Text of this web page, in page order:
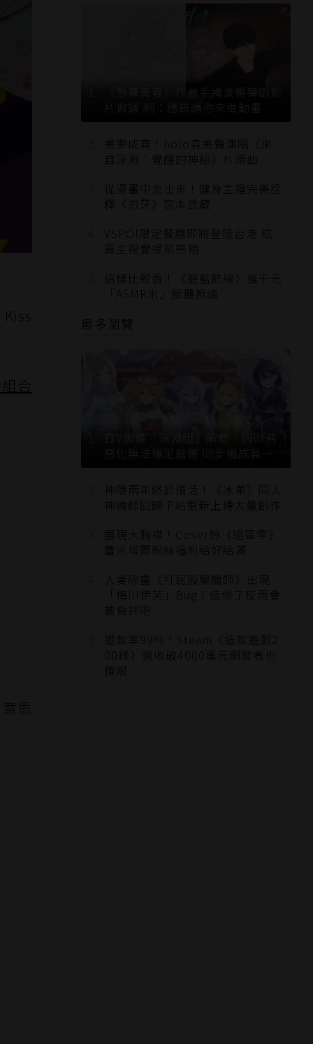
合
思
《熱舞青春》作者手繪流暢舞蹈影
片掀議 網：應該請你來做動畫
美夢成真！holo森美聲演唱《來
自深淵：覺醒的神秘》片頭曲
從漫畫中走出來！健身主播完美詮
釋《刃牙》宮本武藏
VSPO!限定餐廳即將登陸台港 成
員主視覺提前亮相
這樣比較香！《碧藍航線》推千元
「ASMR米」飯糰掀議
最多瀏覽
惡化無法穩定營運 同步揭成員未
來去向
神隱兩年終於復活！《冰菓》同人
神繪師回歸 P站重新上傳大量創作
展現大胸襟！Coser扮《絕區零》
蕾米埃爾粉絲福利給好給滿
人妻除靈《打屁股驅魔師》出現
「梅川伊芙」Bug！這修了反而會
被負評吧
退款率99%！Steam《這款遊戲2
00鎂》營收破4000萬元開發者也
傻眼